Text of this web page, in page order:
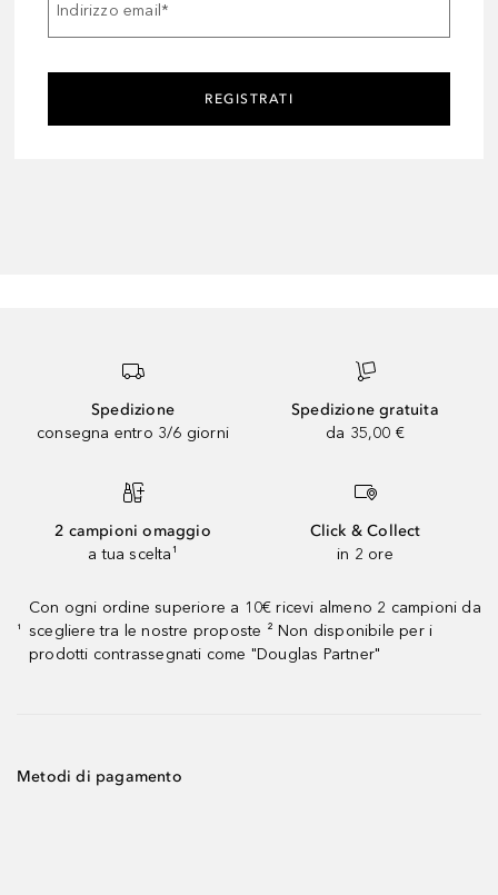
Indirizzo email*
REGISTRATI
Spedizione
consegna entro 3/6 giorni
Spedizione gratuita
da 35,00 €
2 campioni omaggio
a tua scelta¹
Click & Collect
in 2 ore
¹
Con ogni ordine superiore a 10€ ricevi almeno 2 campioni da
scegliere tra le nostre proposte ² Non disponibile per i
prodotti contrassegnati come "Douglas Partner"
Metodi di pagamento